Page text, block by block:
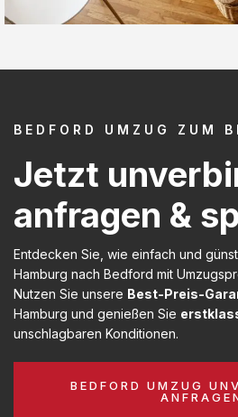
BEDFORD UMZUG ZUM
Jetzt
anfragen &
Entdecken Sie, wie einfach und
Hamburg nach Bedford mit
Nutzen Sie unsere Best-Preis-
Hamburg und genießen Sie
unschlagbaren Konditionen.
BEDFORD UMZUG